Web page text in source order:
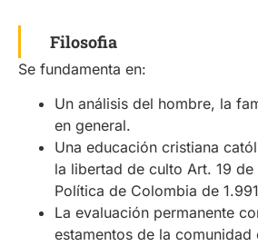
Filosofia
Se fundamenta en:
Un análisis del hombre, la
en general.
Una educación cristiana
la libertad de culto Art. 19
Política de Colombia de
La evaluación permanente
estamentos de la comunidad